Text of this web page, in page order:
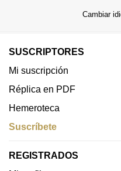
Cambiar
SUSCRIPTORES
Mi suscripción
Réplica en PDF
Hemeroteca
Suscríbete
REGISTRADOS